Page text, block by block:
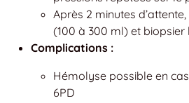
Après 2 minutes
(100 à 300 ml) et biopsier
Complications :
Hémolyse possible en
6PD